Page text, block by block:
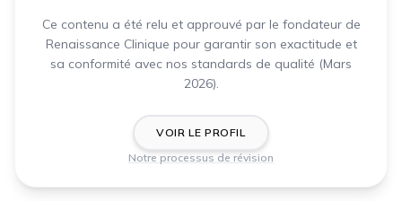
Ce contenu a été relu et approuvé par le fondateur de
Renaissance Clinique pour garantir son exactitude et
sa conformité avec nos standards de qualité (Mars
2026).
VOIR LE PROFIL
Notre processus de révision